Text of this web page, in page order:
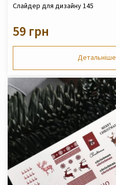
Слайдер для дизайну 145
59 грн
Детальніше